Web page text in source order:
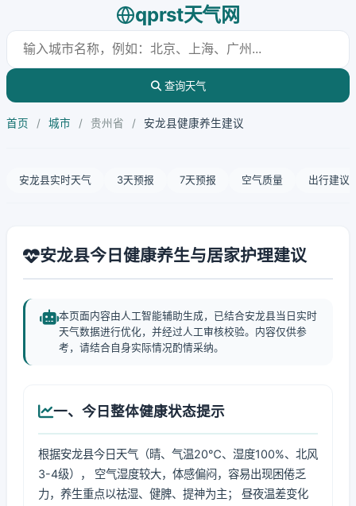
qprst天气网
查询天气
首页 / 城市 / 贵州省 / 安龙县健康养生建议
安龙县实时天气 3天预报 7天预报 空气质量 出行建议
安龙县今日健康养生与居家护理建议
本页面内容由人工智能辅助生成，已结合安龙县当日实时
天气数据进行优化，并经过人工审核校验。内容仅供参
考，请结合自身实际情况酌情采纳。
一、今日整体健康状态提示
根据安龙县今日天气（晴、气温20℃、湿度100%、北风
3-4级）， 空气湿度较大，体感偏闷，容易出现困倦乏
力，养生重点以祛湿、健脾、提神为主； 昼夜温差变化